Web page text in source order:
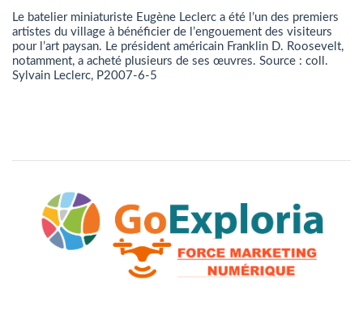
Le batelier miniaturiste Eugène Leclerc a été l’un des premiers
artistes du village à bénéficier de l’engouement des visiteurs
pour l’art paysan. Le président américain Franklin D. Roosevelt,
notamment, a acheté plusieurs de ses œuvres. Source : coll.
Sylvain Leclerc, P2007-6-5